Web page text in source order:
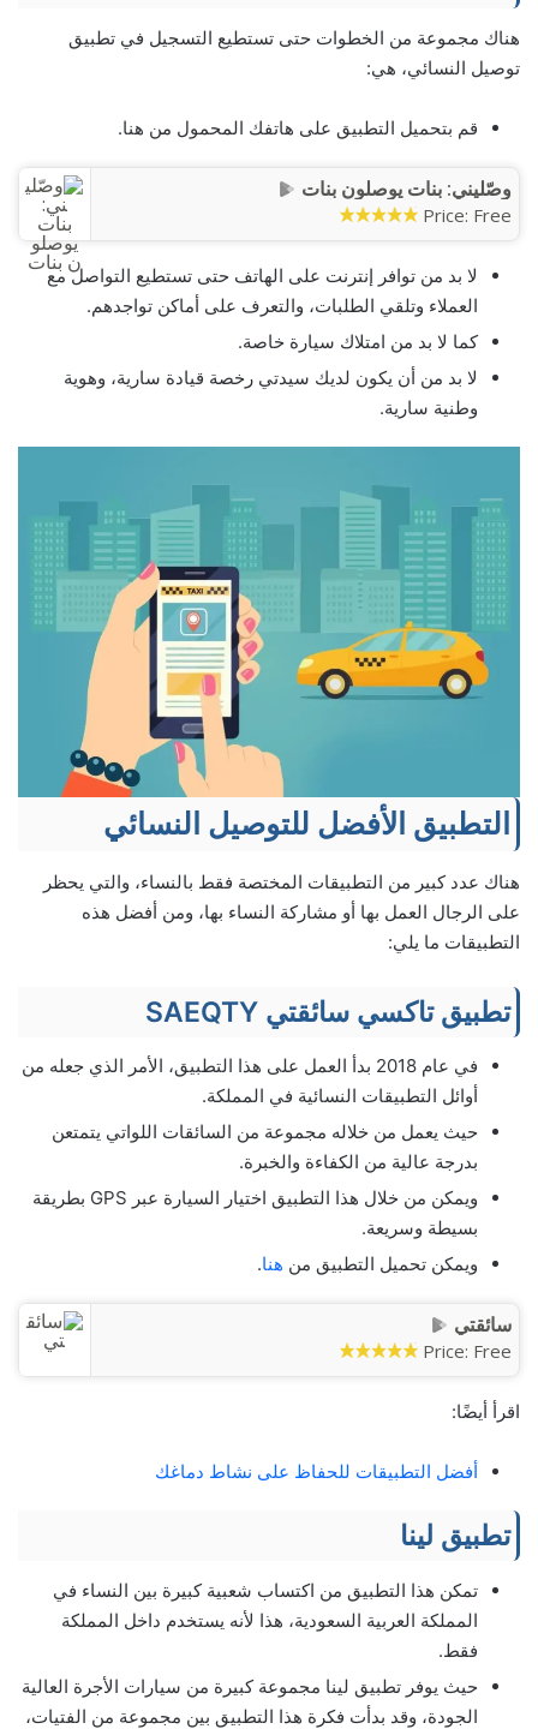
هناك مجموعة من الخطوات حتى تستطيع التسجيل في تطبيق
توصيل النسائي، هي:
قم بتحميل التطبيق على هاتفك المحمول من هنا.
وصّليني: بنات يوصلون بنات
Price: Free
لا بد من توافر إنترنت على الهاتف حتى تستطيع التواصل مع
العملاء وتلقي الطلبات، والتعرف على أماكن تواجدهم.
كما لا بد من امتلاك سيارة خاصة.
لا بد من أن يكون لديك سيدتي رخصة قيادة سارية، وهوية
وطنية سارية.
التطبيق الأفضل للتوصيل النسائي
هناك عدد كبير من التطبيقات المختصة فقط بالنساء، والتي يحظر
على الرجال العمل بها أو مشاركة النساء بها، ومن أفضل هذه
التطبيقات ما يلي:
تطبيق تاكسي سائقتي SAEQTY
في عام 2018 بدأ العمل على هذا التطبيق، الأمر الذي جعله من
أوائل التطبيقات النسائية في المملكة.
حيث يعمل من خلاله مجموعة من السائقات اللواتي يتمتعن
بدرجة عالية من الكفاءة والخبرة.
ويمكن من خلال هذا التطبيق اختيار السيارة عبر GPS بطريقة
بسيطة وسريعة.
ويمكن تحميل التطبيق من هنا.
سائقتي
Price: Free
اقرأ أيضًا:
أفضل التطبيقات للحفاظ على نشاط دماغك
تطبيق لينا
تمكن هذا التطبيق من اكتساب شعبية كبيرة بين النساء في
المملكة العربية السعودية، هذا لأنه يستخدم داخل المملكة
فقط.
حيث يوفر تطبيق لينا مجموعة كبيرة من سيارات الأجرة العالية
الجودة، وقد بدأت فكرة هذا التطبيق بين مجموعة من الفتيات،